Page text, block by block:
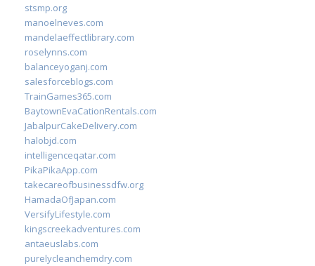
stsmp.org
manoelneves.com
mandelaeffectlibrary.com
roselynns.com
balanceyoganj.com
salesforceblogs.com
TrainGames365.com
BaytownEvaCationRentals.com
JabalpurCakeDelivery.com
halobjd.com
intelligenceqatar.com
PikaPikaApp.com
takecareofbusinessdfw.org
HamadaOfJapan.com
VersifyLifestyle.com
kingscreekadventures.com
antaeuslabs.com
purelycleanchemdry.com